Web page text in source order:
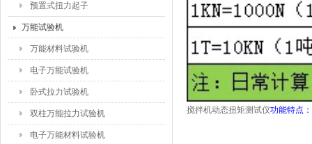
预置式扭力起子
万能试验机
万能材料试验机
电子万能试验机
卧式拉力试验机
双柱万能拉力试验机
电子万能材料试验机
搅拌机动态扭矩测试仪功能特点：